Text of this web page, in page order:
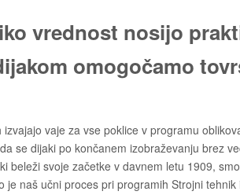
vrednost nosijo
omogočamo
vaje za vse poklice v programu
se dijaki po končanem izobraževanju brez
beleži svoje začetke v davnem letu 1909,
naš učni proces pri programih Strojni